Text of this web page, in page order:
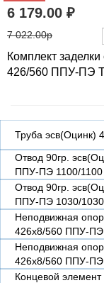
6 179.00 ₽
7 022.00р
Комплект заделки
426/560 ППУ-ПЭ
Труба эсв(Оцинк)
Отвод 90гр.
ППУ-ПЭ 1100/1100
Отвод 90гр.
ППУ-ПЭ 1030/1030
Неподвижная
426х8/560 ППУ-
Неподвижная
426х8/560 ППУ-
Концевой элемент